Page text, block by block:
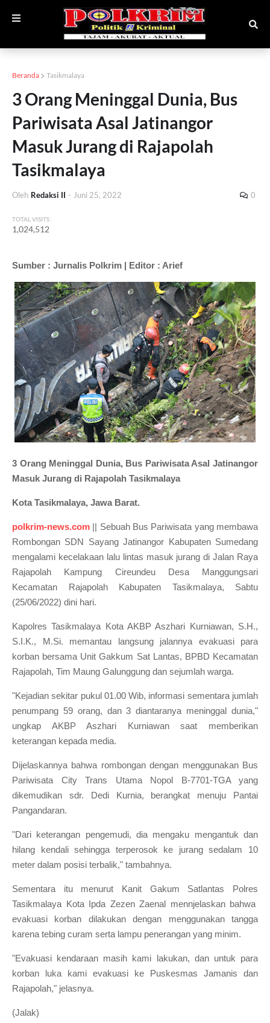
Beranda Tasikmalaya
3 Orang Meninggal Dunia, Bus
Pariwisata Asal Jatinangor
Masuk Jurang di Rajapolah
Tasikmalaya
Oleh Redaksi II - Juni 25, 2022 0
TOTAL VISITS :
1,024,512
Sumber : Jurnalis Polkrim | Editor : Arief
3 Orang Meninggal Dunia, Bus Pariwisata Asal Jatinangor
Masuk Jurang di Rajapolah Tasikmalaya
Kota Tasikmalaya, Jawa Barat.
polkrim-news.com || Sebuah Bus Pariwisata yang membawa
Rombongan SDN Sayang Jatinangor Kabupaten Sumedang
mengalami kecelakaan lalu lintas masuk jurang di Jalan Raya
Rajapolah Kampung Cireundeu Desa Manggungsari
Kecamatan Rajapolah Kabupaten Tasikmalaya, Sabtu
(25/06/2022) dini hari.
Kapolres Tasikmalaya Kota AKBP Aszhari Kurniawan, S.H.,
S.I.K., M.Si. memantau langsung jalannya evakuasi para
korban bersama Unit Gakkum Sat Lantas, BPBD Kecamatan
Rajapolah, Tim Maung Galunggung dan sejumlah warga.
"Kejadian sekitar pukul 01.00 Wib, informasi sementara jumlah
penumpang 59 orang, dan 3 diantaranya meninggal dunia,"
ungkap AKBP Aszhari Kurniawan saat memberikan
keterangan kepada media.
Dijelaskannya bahwa rombongan dengan menggunakan Bus
Pariwisata City Trans Utama Nopol B-7701-TGA yang
dikemudikan sdr. Dedi Kurnia, berangkat menuju Pantai
Pangandaran.
"Dari keterangan pengemudi, dia mengaku mengantuk dan
hilang kendali sehingga terperosok ke jurang sedalam 10
meter dalam posisi terbalik," tambahnya.
Sementara itu menurut Kanit Gakum Satlantas Polres
Tasikmalaya Kota Ipda Zezen Zaenal mennjelaskan bahwa
evakuasi korban dilakukan dengan menggunakan tangga
karena tebing curam serta lampu penerangan yang minim.
"Evakuasi kendaraan masih kami lakukan, dan untuk para
korban luka kami evakuasi ke Puskesmas Jamanis dan
Rajapolah," jelasnya.
(Jalak)